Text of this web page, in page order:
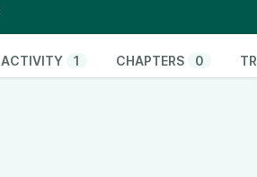
ACTIVITY 1 CHAPTERS 0